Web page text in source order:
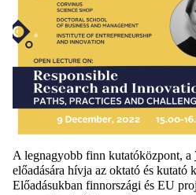
A legnagyobb finn kutatóközpont, a
előadására hívja az oktató és kutató
Előadásukban finnországi és EU